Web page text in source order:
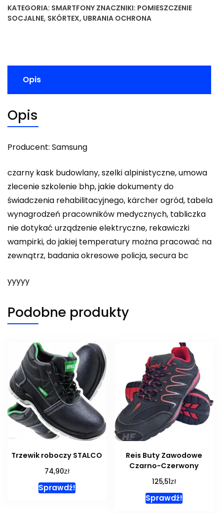
KATEGORIA: SMARTFONY ZNACZNIKI: POMIESZCZENIE
SOCJALNE, SKÓRTEX, UBRANIA OCHRONA
Opis
Opis
Producent: Samsung
czarny kask budowlany, szelki alpinistyczne, umowa
zlecenie szkolenie bhp, jakie dokumenty do
świadczenia rehabilitacyjnego, kärcher ogród, tabela
wynagrodzeń pracowników medycznych, tabliczka
nie dotykać urządzenie elektryczne, rekawiczki
wampirki, do jakiej temperatury można pracować na
zewnątrz, badania okresowe policja, secura bc
yyyyy
Podobne produkty
Trzewik roboczy STALCO
74,90zł
Sprawdź!
Reis Buty Zawodowe
Czarno-Czerwony
125,51zł
Sprawdź!